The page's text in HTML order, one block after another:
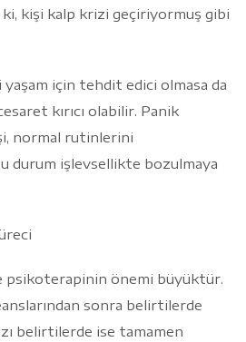
kişi kalp krizi geçiriyormuş gibi
yaşam için tehdit edici olmasa da
kırıcı olabilir. Panik
normal rutinlerini
durum işlevsellikte bozulmaya
psikoterapinin önemi büyüktür.
sonra belirtilerde
belirtilerde ise tamamen